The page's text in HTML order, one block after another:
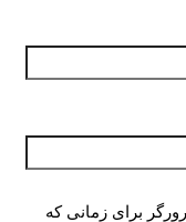
برای زمانی که